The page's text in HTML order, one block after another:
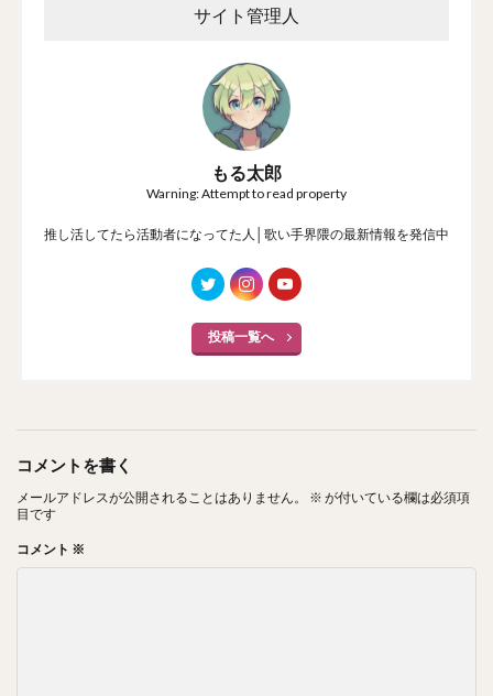
サイト管理人
もる太郎
Warning: Attempt to read property
推し活してたら活動者になってた人│歌い手界隈の最新情報を発信中
投稿一覧へ
コメントを書く
メールアドレスが公開されることはありません。 ※ が付いている欄は必須項
目です
コメント ※